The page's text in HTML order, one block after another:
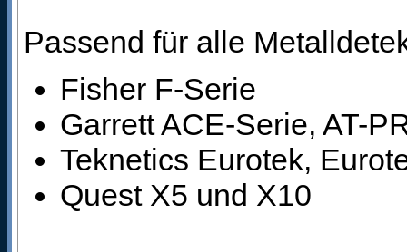
Passend für alle
Fisher F-Serie
Garrett ACE-Serie, AT-
Teknetics Eurotek,
Quest X5 und X10